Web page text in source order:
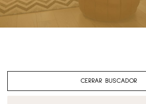
CERRAR BUSCADOR